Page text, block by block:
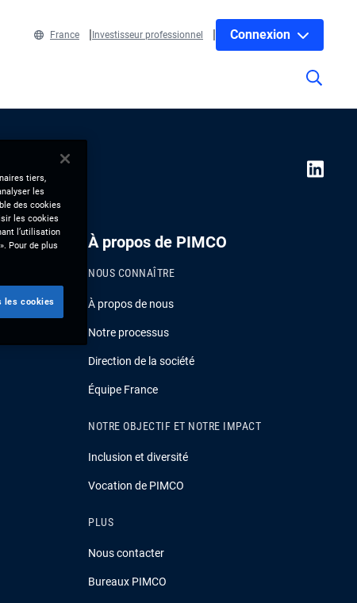
France Investisseur professionnel Connexion
À propos de PIMCO
NOUS CONNAÎTRE
À propos de nous
Notre processus
Direction de la société
Équipe France
NOTRE OBJECTIF ET NOTRE IMPACT
Inclusion et diversité
Vocation de PIMCO
PLUS
Nous contacter
Bureaux PIMCO
tiers,
les
des cookies
les cookies
l’utilisation
Pour de plus
les cookies